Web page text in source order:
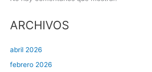
ARCHIVOS
abril 2026
febrero 2026